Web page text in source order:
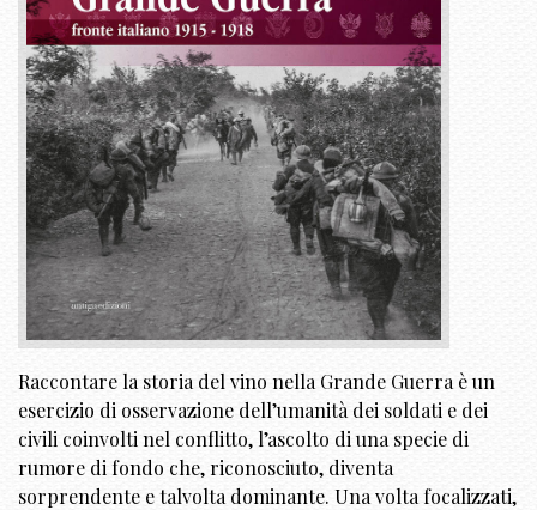
Raccontare la storia del vino nella Grande Guerra è un
esercizio di osservazione dell’umanità dei soldati e dei
civili coinvolti nel conflitto, l’ascolto di una specie di
rumore di fondo che, riconosciuto, diventa
sorprendente e talvolta dominante. Una volta focalizzati,